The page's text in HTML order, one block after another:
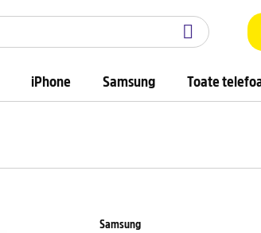
iPhone Samsung Toate
Samsung